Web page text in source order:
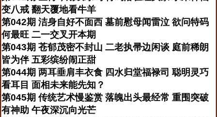
变八戒 翻天覆地看牛羊
第042期 洁身自好不面西 墓前慰母闻雷泣 欲问特码
何最旺 二一交叉开本期
第043期 苍郁茂密不封山 二老执帚边闲谈 庭前稀朗
皆为伴 五彩缤纷闹正甜
第044期 两耳垂肩丰衣食 四水归堂福禄司 聪明灵巧
看耳目 面相未来能先知？
第045期 传统艺术慢鉴赏 落魄出头最经常 重围突破
有神助 午夜深沉向光芒